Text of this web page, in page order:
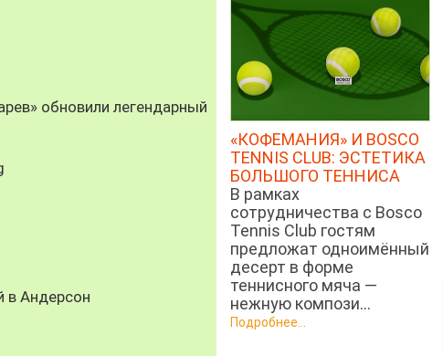
обновили легендарный
в Андерсон
«КОФЕМАНИЯ» И BOSCO
TENNIS CLUB: ЭСТЕТИКА
БОЛЬШОГО ТЕННИСА
В рамках
сотрудничества с Bosco
Tennis Club гостям
предложат одноимённый
десерт в форме
теннисного мяча —
нежную компози...
Подробнее...